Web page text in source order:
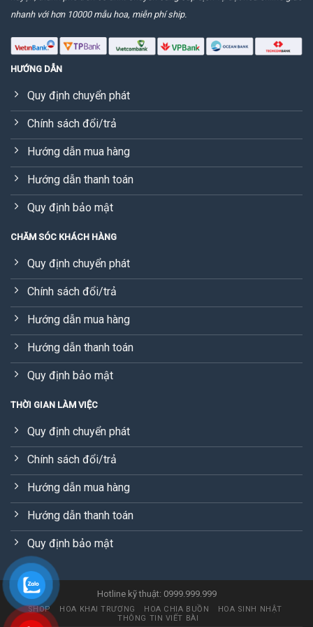
nhanh với hơn 10000 mẫu hoa, miễn phí ship.
HƯỚNG DẪN
Quy định chuyển phát
Chính sách đổi/trả
Hướng dẫn mua hàng
Hướng dẫn thanh toán
Quy định bảo mật
CHĂM SÓC KHÁCH HÀNG
Quy định chuyển phát
Chính sách đổi/trả
Hướng dẫn mua hàng
Hướng dẫn thanh toán
Quy định bảo mật
THỜI GIAN LÀM VIỆC
Quy định chuyển phát
Chính sách đổi/trả
Hướng dẫn mua hàng
Hướng dẫn thanh toán
Quy định bảo mật
Hotline kỹ thuật: 0999.999.999
SHOP HOA KHAI TRƯƠNG HOA CHIA BUỒN
HOA SINH NHẬT
THÔNG TIN VIẾT BÀI